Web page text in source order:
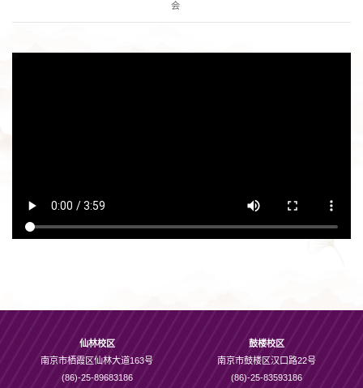
会
仙林校区
南京市栖霞区仙林大道163号
(86)-25-89683186
鼓楼校区
南京市鼓楼区汉口路22号
(86)-25-83593186